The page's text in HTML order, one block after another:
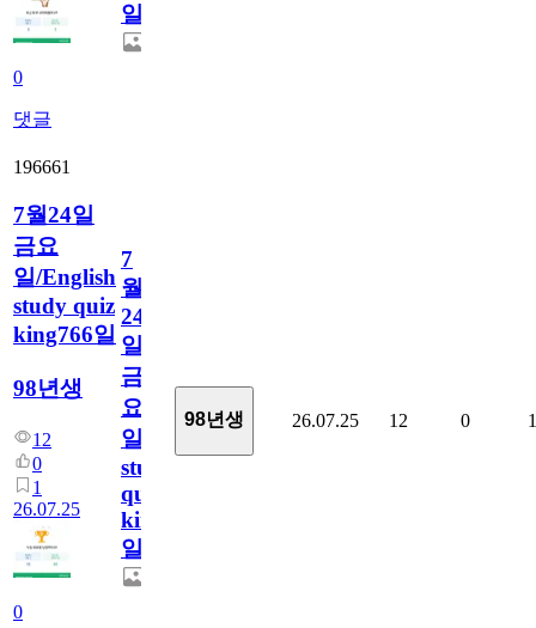
0
댓글
일
196661
7월24일
금요
일/English
study quiz
king766일
98년생
12
0
1
26.07.25
0
7
월
24
일
금
요
일/English
study
quiz
king766
일
98년생 26.07.25 12 0 1